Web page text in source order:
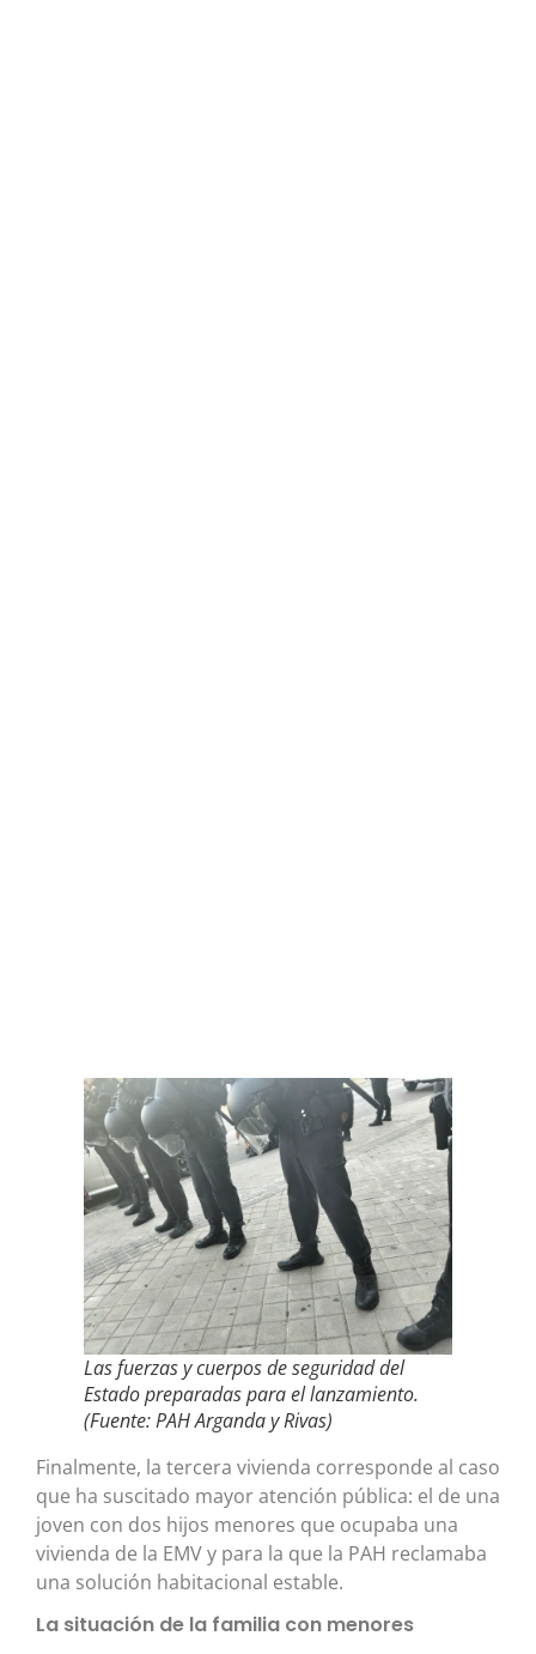
Las fuerzas y cuerpos de seguridad del
Estado preparadas para el lanzamiento.
(Fuente: PAH Arganda y Rivas)
Finalmente, la tercera vivienda corresponde al caso
que ha suscitado mayor atención pública: el de una
joven con dos hijos menores que ocupaba una
vivienda de la EMV y para la que la PAH reclamaba
una solución habitacional estable.
La situación de la familia con menores